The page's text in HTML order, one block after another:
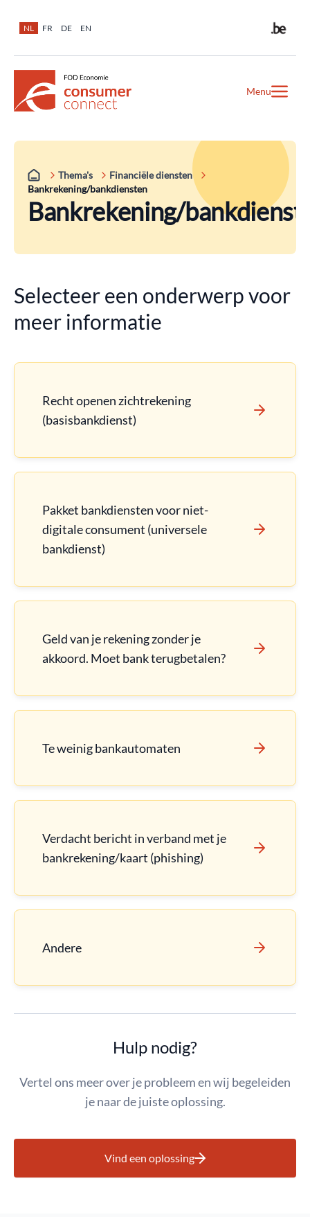
NL FR DE EN
Menu
Thema's
Financiële diensten
Bankrekening/bankdiensten
Bankrekening/
Selecteer een onderwerp voor
meer informatie
Recht openen zichtrekening
(basisbankdienst)
Pakket bankdiensten voor niet-
digitale consument (universele
bankdienst)
Geld van je rekening zonder je
akkoord. Moet bank terugbetalen?
Te weinig bankautomaten
Verdacht bericht in verband met je
bankrekening/kaart (phishing)
Andere
Hulp nodig?
Vertel ons meer over je probleem en wij begeleiden
je naar de juiste oplossing.
Vind een oplossing